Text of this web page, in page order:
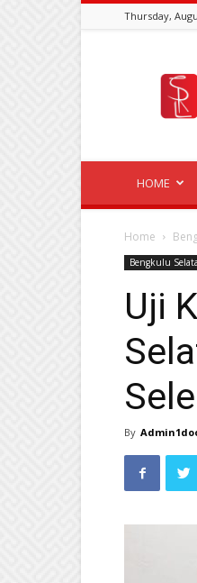
Thursday,
HOME
Home
Bengkulu
Uji
By